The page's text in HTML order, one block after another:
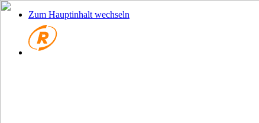
Zum Hauptinhalt wechseln